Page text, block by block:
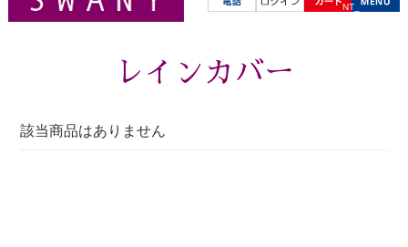
NT_
レインカバー
該当商品はありません